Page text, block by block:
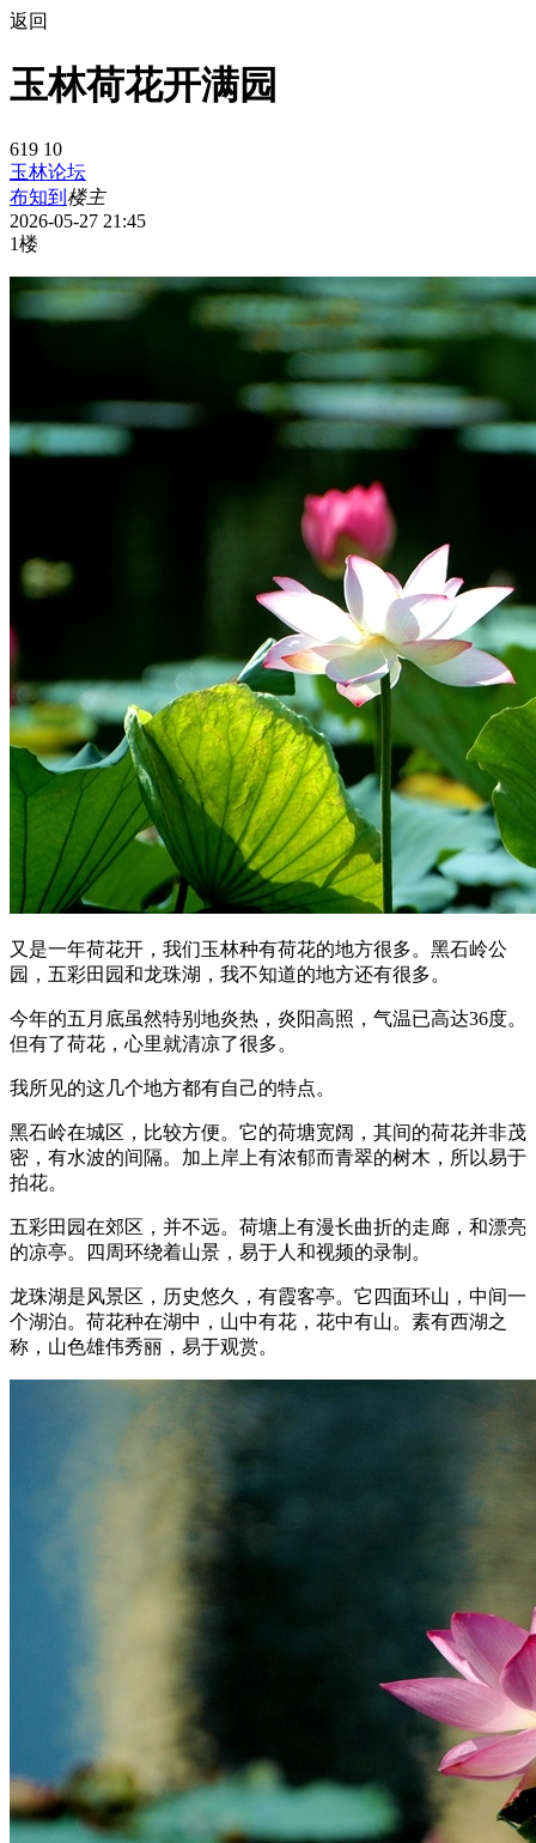
返回
玉林荷花开满园
619 10
玉林论坛
布知到 楼主
2026-05-27 21:45
1楼
又是一年荷花开，我们玉林种有荷花的地方很多。黑石岭公
园，五彩田园和龙珠湖，我不知道的地方还有很多。
今年的五月底虽然特别地炎热，炎阳高照，气温已高达36度。
但有了荷花，心里就清凉了很多。
我所见的这几个地方都有自己的特点。
黑石岭在城区，比较方便。它的荷塘宽阔，其间的荷花并非茂
密，有水波的间隔。加上岸上有浓郁而青翠的树木，所以易于
拍花。
五彩田园在郊区，并不远。荷塘上有漫长曲折的走廊，和漂亮
的凉亭。四周环绕着山景，易于人和视频的录制。
龙珠湖是风景区，历史悠久，有霞客亭。它四面环山，中间一
个湖泊。荷花种在湖中，山中有花，花中有山。素有西湖之
称，山色雄伟秀丽，易于观赏。